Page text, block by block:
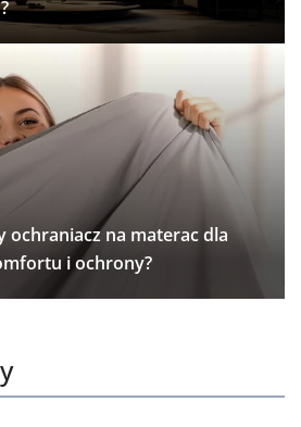
ochraniacz na materac dla
i ochrony?